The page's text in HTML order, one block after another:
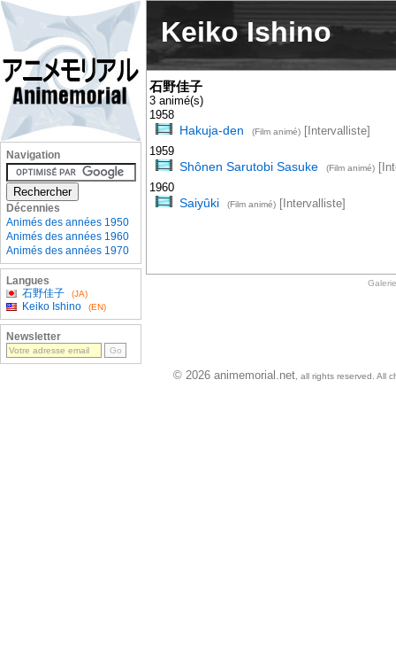
Keiko Ishino
石野佳子
3 animé(s)
1958
Hakuja-den (Film animé)[Intervalliste]
1959
Shônen Sarutobi Sasuke (Film animé)
1960
Saiyûki (Film animé)[Intervalliste]
Galerie
Navigation
Décennies
Animés des années 1950
Animés des années 1960
Animés des années 1970
Langues
石野佳子
(JA)
Keiko Ishino (EN)
Newsletter
© 2026 animemorial.net , all rights reserved. All